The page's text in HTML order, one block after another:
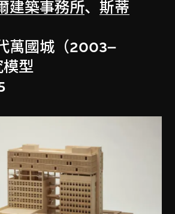
建築事務所、斯蒂
萬國城（2003–
型